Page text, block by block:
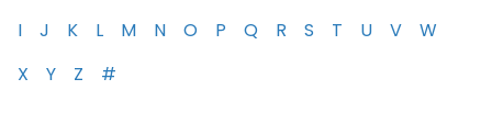
I
J K L M N O P Q R S T U V
W
X
Y Z #